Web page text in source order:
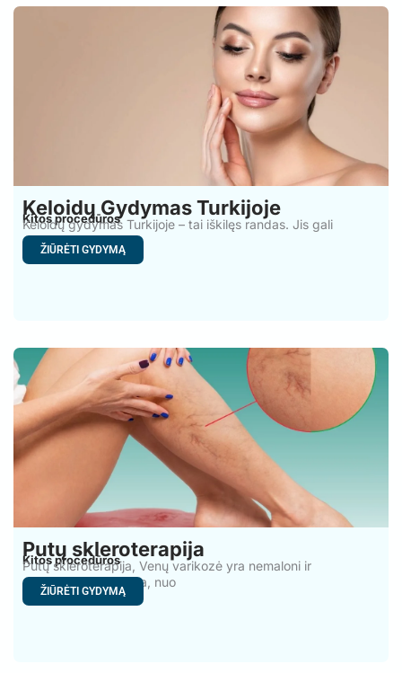
Keloidų Gydymas Turkijoje
Kitos procedūros
Keloidų gydymas Turkijoje – tai iškilęs randas. Jis gali
atsirasti
ŽIŪRĖTI GYDYMĄ
Putų skleroterapija
Kitos procedūros
Putų skleroterapija, Venų varikozė yra nemaloni ir
nepatraukli problema, nuo
ŽIŪRĖTI GYDYMĄ